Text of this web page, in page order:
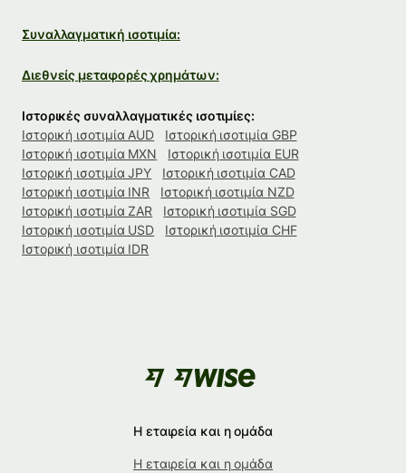
Συναλλαγματική ισοτιμία:
Διεθνείς μεταφορές χρημάτων:
Ιστορικές συναλλαγματικές ισοτιμίες:
Ιστορική ισοτιμία AUD
Ιστορική ισοτιμία GBP
Ιστορική ισοτιμία MXN
Ιστορική ισοτιμία EUR
Ιστορική ισοτιμία JPY
Ιστορική ισοτιμία CAD
Ιστορική ισοτιμία INR
Ιστορική ισοτιμία NZD
Ιστορική ισοτιμία ZAR
Ιστορική ισοτιμία SGD
Ιστορική ισοτιμία USD
Ιστορική ισοτιμία CHF
Ιστορική ισοτιμία IDR
Η εταιρεία και η ομάδα
Η εταιρεία και η ομάδα